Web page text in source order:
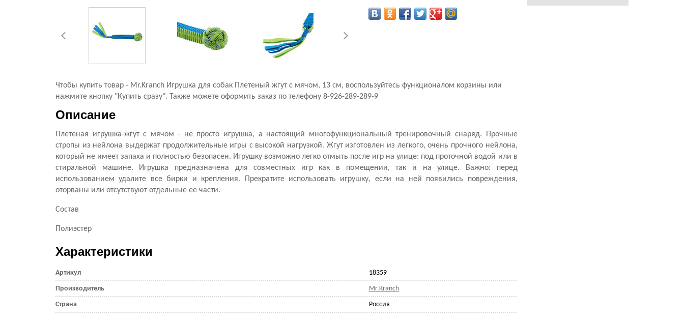
Чтобы купить товар - Mr.Kranch Игрушка для собак Плетеный жгут с мячом, 13 см, воспользуйтесь функционалом корзины или
нажмите кнопку "Купить сразу". Также можете оформить заказ по телефону 8-926-289-289-9
Описание
Плетеная игрушка-жгут с мячом - не просто игрушка, а настоящий многофункциональный тренировочный снаряд. Прочные
стропы из нейлона выдержат продолжительные игры с высокой нагрузкой. Жгут изготовлен из легкого, очень прочного нейлона,
который не имеет запаха и полностью безопасен. Игрушку возможно легко отмыть после игр на улице: под проточной водой или в
стиральной машине. Игрушка предназначена для совместных игр как в помещении, так и на улице. Важно: перед
использованием удалите все бирки и крепления. Прекратите использовать игрушку, если на ней появились повреждения,
оторваны или отсутствуют отдельные ее части.
Состав
Полиэстер
Характеристики
Артикул 18359
Производитель Mr.Kranch
Страна Россия